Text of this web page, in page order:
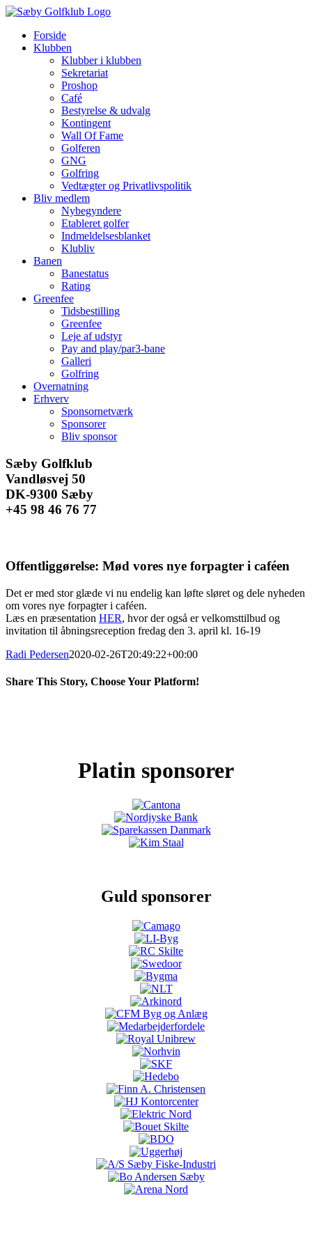
Skip
contentForside
Klubben
Klubber i klubben
Sekretariat
Proshop
Café
Bestyrelse & udvalg
Kontingent
Wall Of Fame
Golferen
GNG
Golfring
Vedtægter og Privatlivspolitik
Bliv medlem
Nybegyndere
Etableret golfer
Indmeldelsesblanket
Klubliv
Banen
Banestatus
Rating
Greenfee
Tidsbestilling
Greenfee
Leje af udstyr
Pay and play/par3-bane
Galleri
Golfring
Overnatning
Erhverv
Sponsornetværk
Sponsorer
Bliv sponsor
Facebook
Instagram
E-
mail
Sæby Golfklub
Vandløsvej 50
DK-9300 Sæby
+45 98 46 76 77
Offentliggørelse: Mød vores nye forpagter i caféen
Det er med stor glæde vi nu endelig kan løfte sløret og dele nyheden
om vores nye forpagter i caféen.
Læs en præsentation HER, hvor der også er velkomsttilbud og
invitation til åbningsreception fredag den 3. april kl. 16-19
Radi Pedersen2020-02-26T20:49:22+00:00
Share This Story, Choose Your Platform!
Platin sponsorer
Guld sponsorer